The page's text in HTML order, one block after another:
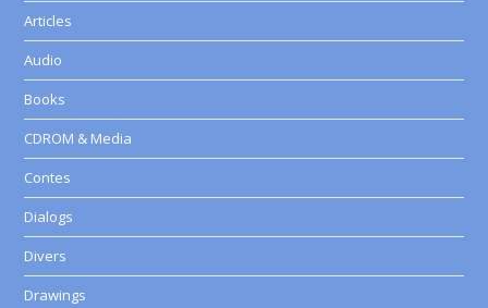
Articles
Audio
Books
CDROM & Media
Contes
Dialogs
Divers
Drawings